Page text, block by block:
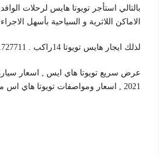
بالتالي استأجر تويوتا هايس لرحلات
الاماكن اللاثرية و السياحية بأسهل الاجراءات
لذلك ايجار هايس تويوتا 14راكب . 01101727711
عرض سريع تويوتا هاي ايس , اسعار
2021 , اسعار ومواصفات تويوتا هاي اس ميكروباص سقف عالي .